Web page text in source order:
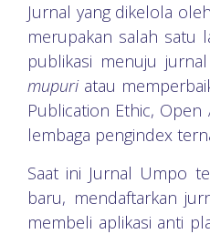
Jurnal yang dikelola
merupakan salah satu
publikasi menuju
mupuriatau
Publication Ethic,
lembaga pengindex
Saat ini Jurnal Umpo
baru, mendaftarkan
membeli aplikasi anti